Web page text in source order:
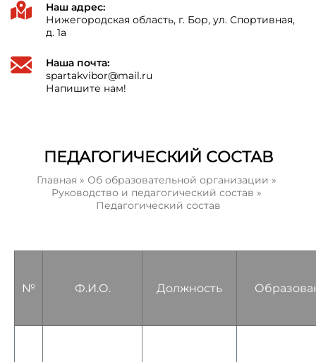
Наш адрес:
Нижегородская область, г. Бор, ул. Спортивная,
д. 1а
Наша почта:
spartakvibor@mail.ru
Напишите нам!
ПЕДАГОГИЧЕСКИЙ СОСТАВ
Главная » Об образовательной организации »
Руководство и педагогический состав »
Педагогический состав
№ Ф.И.О. Должность